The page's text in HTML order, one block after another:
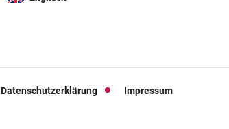
Datenschutzerklärung Impressum